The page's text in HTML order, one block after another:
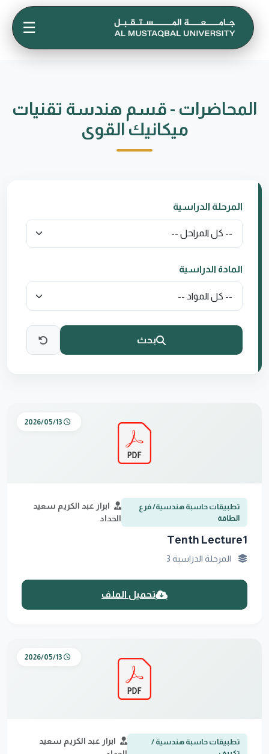
☰
المحاضرات - قسم هندسة تقنيات
ميكانيك القوى
المرحلة الدراسية
المادة الدراسية
بحث
تطبيقات حاسبة هندسية/ فرع
الطاقة
ابرار عبد الكريم سعيد
الحداد
Tenth Lecture1
المرحلة الدراسية 3
تحميل الملف
تطبيقات حاسبة هندسية /
ابرار عبد الكريم سعيد